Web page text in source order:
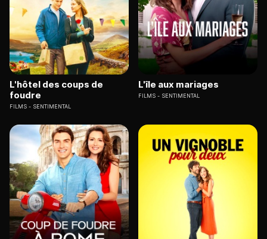
L'hôtel des coups de
foudre
FILMS SENTIMENTAL
L'île aux mariages
FILMS SENTIMENTAL